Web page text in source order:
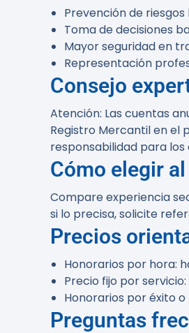
Prevención de riesgos
Toma de decisiones
Mayor seguridad en
Representación
Consejo
Atención: Las cuentas
Registro Mercantil en el
responsabilidad para
Cómo elegir
Compare experiencia
si lo precisa, solicite
Precios
Honorarios por hora:
Precio fijo por
Honorarios por éxito
Preguntas